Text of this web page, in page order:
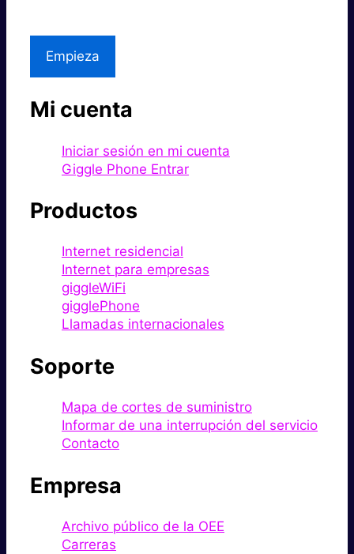
Empieza
Mi cuenta
Iniciar sesión en mi cuenta
Giggle Phone Entrar
Productos
Internet residencial
Internet para empresas
giggleWiFi
gigglePhone
Llamadas internacionales
Soporte
Mapa de cortes de suministro
Informar de una interrupción del servicio
Contacto
Empresa
Archivo público de la OEE
Carreras